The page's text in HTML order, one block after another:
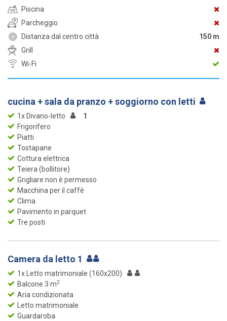
Piscina
Parcheggio
Distanza dal centro città
150 m
Grill
Wi-Fi
cucina + sala da pranzo + soggiorno con letti
1x Divano-letto
1
Frigorifero
Piatti
Tostapane
Cottura elettrica
Teiera (bollitore)
Grigliare non è permesso
Macchina per il caffè
Clima
Pavimento in parquet
Tre posti
Camera da letto 1
1x Letto matrimoniale (160x200)
Balcone 3 m2
Aria condizionata
Letto matrimoniale
Guardaroba